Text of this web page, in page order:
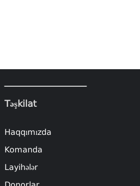
Təşkilat
Haqqımızda
Komanda
Layihələr